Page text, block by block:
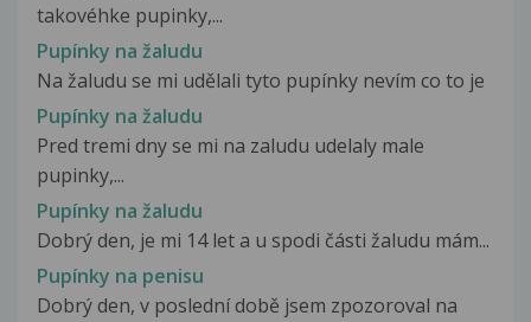
takovéhke pupinky,...
Pupínky na žaludu
Na žaludu se mi udělali tyto pupínky nevím co to je
Pupínky na žaludu
Pred tremi dny se mi na zaludu udelaly male
pupinky,...
Pupínky na žaludu
Dobrý den, je mi 14 let a u spodi části žaludu mám...
Pupínky na penisu
Dobrý den, v poslední době jsem zpozoroval na